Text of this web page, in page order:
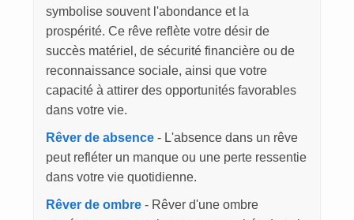
symbolise souvent l'abondance et la
prospérité. Ce rêve reflète votre désir de
succès matériel, de sécurité financière ou de
reconnaissance sociale, ainsi que votre
capacité à attirer des opportunités favorables
dans votre vie.
Rêver de absence- L'absence dans un rêve
peut refléter un manque ou une perte ressentie
dans votre vie quotidienne.
Rêver de ombre- Rêver d'une ombre